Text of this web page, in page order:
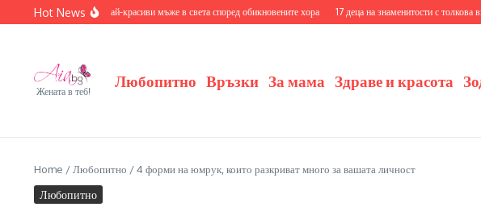
Skip to content
Hot News
се с 20-те най-красиви мъже в света според обикновените хора 17 деца на знаменитости с толкова
Жената в теб!
Любопитно Връзки За мама Здраве и красота
Home /Любопитно /4 форми на юмрук, които разкриват много за вашата личност
Любопитно